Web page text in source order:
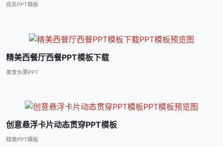
商务PPT模板
精美西餐厅西餐PPT模板下载
美食水果PPT
创意悬浮卡片动态贯穿PPT模板
精美PPT模板